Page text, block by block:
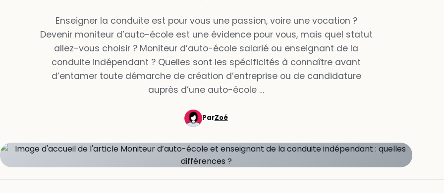
Enseigner la conduite est pour vous une passion, voire une vocation ?
Devenir moniteur d’auto-école est une évidence pour vous, mais quel statut
allez-vous choisir ? Moniteur d’auto-école salarié ou enseignant de la
conduite indépendant ? Quelles sont les spécificités à connaître avant
d’entamer toute démarche de création d’entreprise ou de candidature
auprès d’une auto-école …
ParZoé